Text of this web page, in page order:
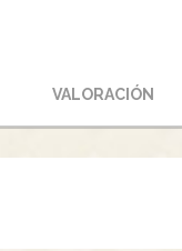
VALORACIÓN